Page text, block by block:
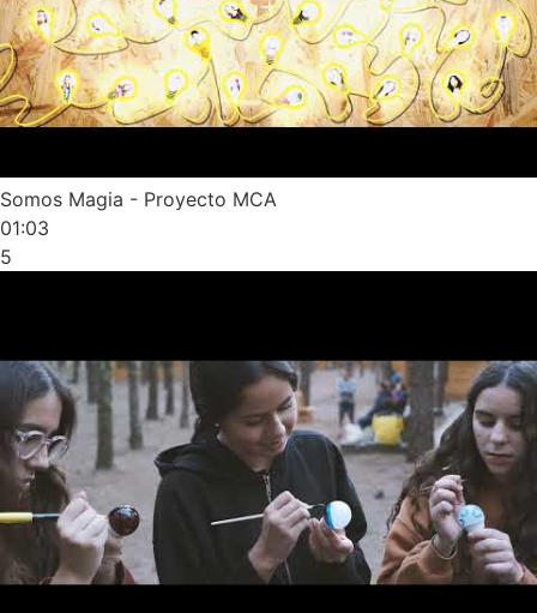
Somos Magia - Proyecto MCA
01:03
5